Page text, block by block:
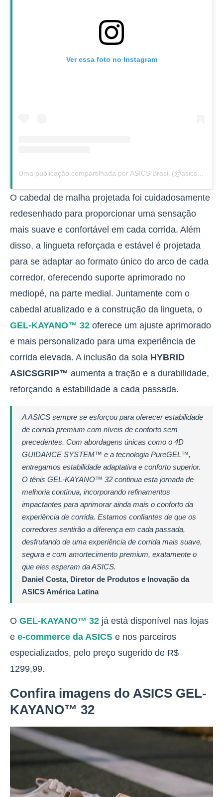
Ver essa foto no Instagram
Uma publicação compartilhada por ASICS Brasil (@asicsbrasil)
O cabedal de malha projetada foi cuidadosamente
redesenhado para proporcionar uma sensação
mais suave e confortável em cada corrida. Além
disso, a lingueta reforçada e estável é projetada
para se adaptar ao formato único do arco de cada
corredor, oferecendo suporte aprimorado no
mediopé, na parte medial. Juntamente com o
cabedal atualizado e a construção da lingueta, o
GEL-KAYANO™ 32 oferece um ajuste aprimorado
e mais personalizado para uma experiência de
corrida elevada. A inclusão da sola HYBRID
ASICSGRIP™ aumenta a tração e a durabilidade,
reforçando a estabilidade a cada passada.
A ASICS sempre se esforçou para oferecer estabilidade
de corrida premium com níveis de conforto sem
precedentes. Com abordagens únicas como o 4D
GUIDANCE SYSTEM™ e a tecnologia PureGEL™,
entregamos estabilidade adaptativa e conforto superior.
O tênis GEL-KAYANO™ 32 continua esta jornada de
melhoria contínua, incorporando refinamentos
impactantes para aprimorar ainda mais o conforto da
experiência de corrida. Estamos confiantes de que os
corredores sentirão a diferença em cada passada,
desfrutando de uma experiência de corrida mais suave,
segura e com amortecimento premium, exatamente o
que eles esperam da ASICS.
Daniel Costa, Diretor de Produtos e Inovação da
ASICS América Latina
O GEL-KAYANO™ 32 já está disponível nas lojas
e e-commerce da ASICS e nos parceiros
especializados, pelo preço sugerido de R$
1299,99.
Confira imagens do ASICS GEL-
KAYANO™ 32